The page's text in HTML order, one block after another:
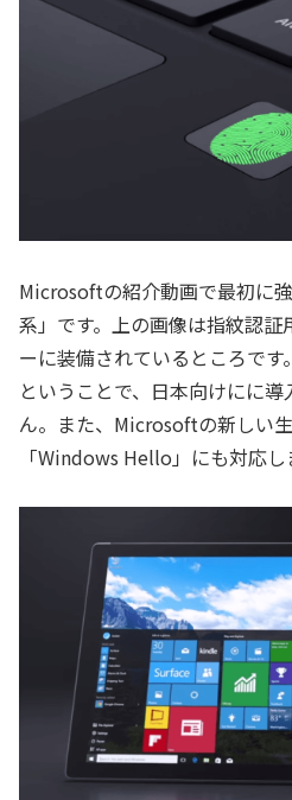
Microsoftの紹介動画で最初に
系」です。上の画像は指紋認
ーに装備されているところで
ということで、日本向けにに
ん。また、Microsoftの新しい
「Windows Hello」にも対応し